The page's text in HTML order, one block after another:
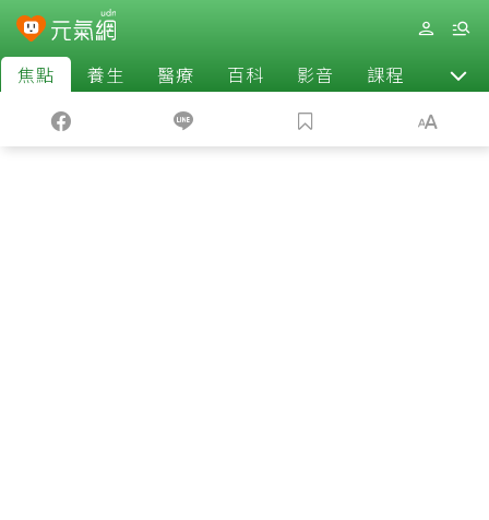
焦點 養生 醫療 百科 影音 課程 退休